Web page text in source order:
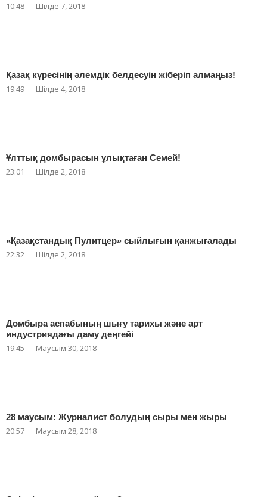
10:48 Шілде 7, 2018
Қазақ күресінің әлемдік белдесуін жіберіп алмаңыз!
19:49 Шілде 4, 2018
Ұлттық домбырасын ұлықтаған Семей!
23:01 Шілде 2, 2018
«Қазақстандық Пулитцер» сыйлығын қанжығалады
22:32 Шілде 2, 2018
Домбыра аспабының шығу тарихы және арт
индустриядағы даму деңгейі
19:45 Маусым 30, 2018
28 маусым: Журналист болудың сыры мен жыры
20:57 Маусым 28, 2018